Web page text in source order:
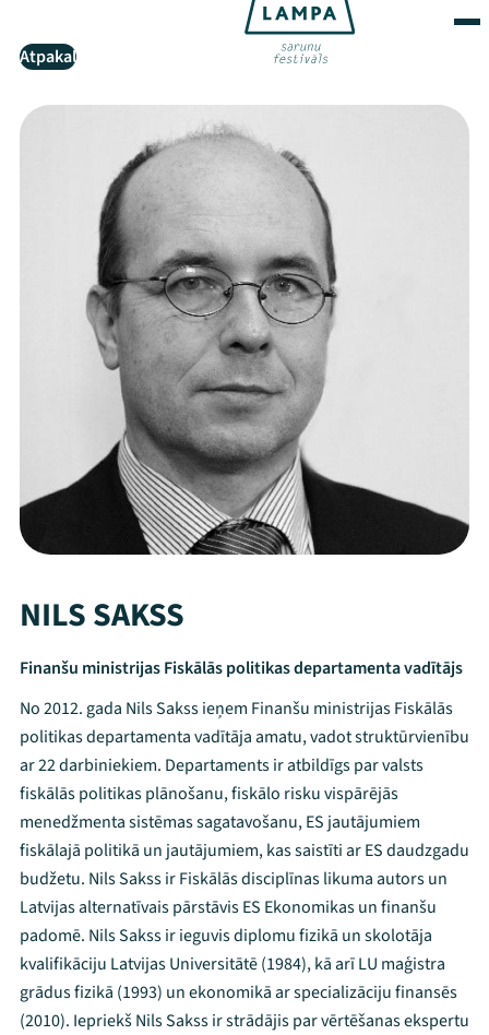
Atpakaļ
NILS SAKSS
Finanšu ministrijas Fiskālās politikas departamenta vadītājs
No 2012. gada Nils Sakss ieņem Finanšu ministrijas Fiskālās
politikas departamenta vadītāja amatu, vadot struktūrvienību
ar 22 darbiniekiem. Departaments ir atbildīgs par valsts
fiskālās politikas plānošanu, fiskālo risku vispārējās
menedžmenta sistēmas sagatavošanu, ES jautājumiem
fiskālajā politikā un jautājumiem, kas saistīti ar ES daudzgadu
budžetu. Nils Sakss ir Fiskālās disciplīnas likuma autors un
Latvijas alternatīvais pārstāvis ES Ekonomikas un finanšu
padomē. Nils Sakss ir ieguvis diplomu fizikā un skolotāja
kvalifikāciju Latvijas Universitātē (1984), kā arī LU maģistra
grādus fizikā (1993) un ekonomikā ar specializāciju finansēs
(2010). Iepriekš Nils Sakss ir strādājis par vērtēšanas ekspertu